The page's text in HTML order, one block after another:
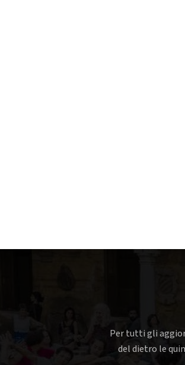
Per tutti gli
del dietro le